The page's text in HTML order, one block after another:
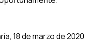
18 de marzo de 2020